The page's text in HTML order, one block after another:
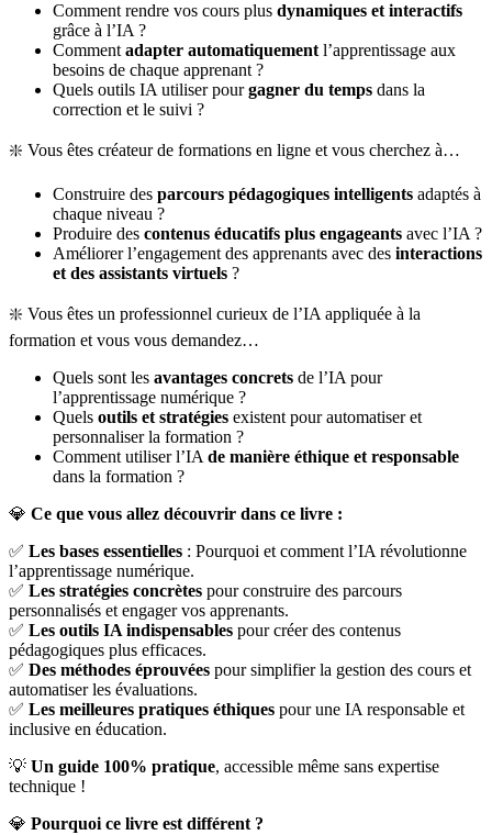
Comment rendre vos cours plus dynamiques et interactifs
grâce à l’IA ?
Comment adapter automatiquement l’apprentissage aux
besoins de chaque apprenant ?
Quels outils IA utiliser pourgagner du temps dans la
correction et le suivi ?
❇️ Vous êtes créateur de formations en ligne et vous cherchez à…
Construire des parcours pédagogiques intelligents adaptés à
chaque niveau ?
Produire des contenus éducatifs plus engageants avec l’IA ?
Améliorer l’engagement des apprenants avec des interactions
et des assistants virtuels ?
❇️ Vous êtes un professionnel curieux de l’IA appliquée à la
formation et vous vous demandez…
Quels sont les avantages concrets de l’IA pour
l’apprentissage numérique ?
Quels outils et stratégies existent pour automatiser et
personnaliser la formation ?
Comment utiliser l’IA de manière éthique et responsable
dans la formation ?
💎 Ce que vous allez découvrir dans ce livre :
✅ Les bases essentielles : Pourquoi et comment l’IA révolutionne
l’apprentissage numérique.
✅ Les stratégies concrètes pour construire des parcours
personnalisés et engager vos apprenants.
✅ Les outils IA indispensables pour créer des contenus
pédagogiques plus efficaces.
✅ Des méthodes éprouvées pour simplifier la gestion des cours et
automatiser les évaluations.
✅ Les meilleures pratiques éthiques pour une IA responsable et
inclusive en éducation.
💡 Un guide 100% pratique, accessible même sans expertise
technique !
💎 Pourquoi ce livre est différent ?